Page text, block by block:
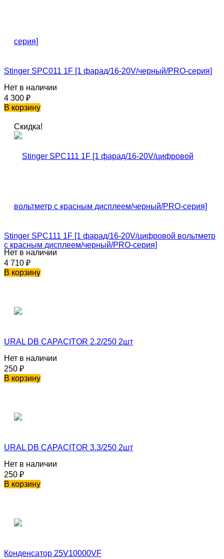
Stinger SPC011 1F [1 фарад/16-20V/черный/PRO-серия]
Нет в наличии
4 300 ₽
В корзину
Скидка!
Stinger SPC111 1F [1 фарад/16-20V/цифровой вольтметр
с красным дисплеем/черный/PRO-серия]
Нет в наличии
4 710 ₽
В корзину
URAL DB CAPACITOR 2.2/250 2шт
Нет в наличии
250 ₽
В корзину
URAL DB CAPACITOR 3.3/250 2шт
Нет в наличии
250 ₽
В корзину
Конденсатор 25V10000VF